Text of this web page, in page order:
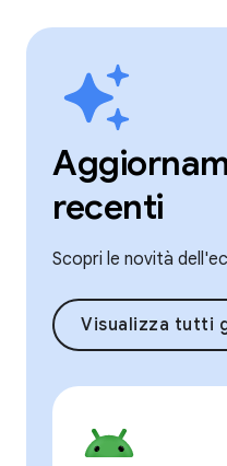
recenti
Scopri le novità